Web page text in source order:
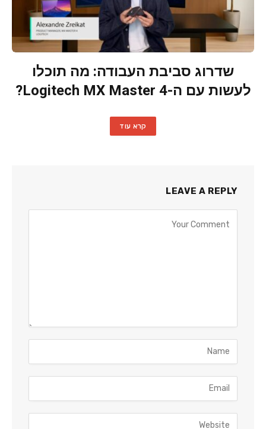
שדרוג סביבת העבודה: מה תוכלו
לעשות עם ה-Logitech MX Master 4?
קרא עוד
LEAVE A REPLY